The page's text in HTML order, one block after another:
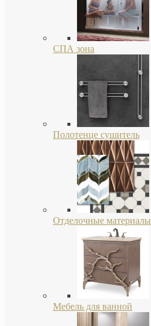
СПА зона
Полотенце сушитель
Отделочные материалы
Мебель для ванной